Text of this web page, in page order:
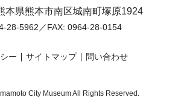
本県熊本市南区城南町塚原1924
28-5962 ／FAX: 0964-28-0154
ー サイトマップ 問い合わせ
City Museum All Rights Reserved.